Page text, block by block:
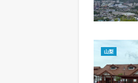
山梨